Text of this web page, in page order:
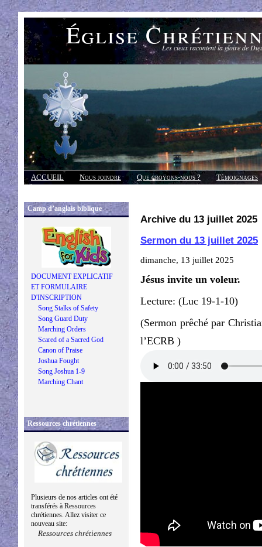
Église Les cieux racontent la gloire de
ACCUEIL Nous joindre Que croyons-nous ?
Témoignages
Réponses
Camp d’anglais biblique
DOCUMENT EXPLICATIF
ET FORMULAIRE
D'INSCRIPTION
Song Stalks of Safety
Song Guard Duty
Marching Orders
Scared of a Sacred God
Canon of Praise
Joshua Fought
Song Joshua 1-9
Marching Chant
Ressources chrétiennes
Plusieurs de nos articles ont été
transférés à Ressources
chrétiennes. Allez visiter ce
nouveau site:
Ressources chrétiennes
Archive du 13 juillet 2025
Sermon du 13 juillet 2025
dimanche, 13 juillet 2025
Jésus invite un voleur.
Lecture: (Luc 19-1-10)
(Sermon prêché par
l’ECRB )